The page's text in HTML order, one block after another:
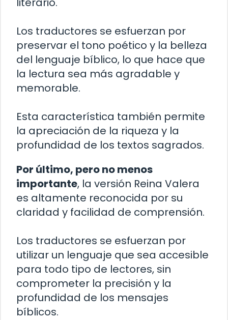
Los traductores se esfuerzan por
preservar el tono poético y la belleza
del lenguaje bíblico, lo que hace que
la lectura sea más agradable y
memorable.
Esta característica también permite
la apreciación de la riqueza y la
profundidad de los textos sagrados.
Por último, pero no menos
importante, la versión Reina Valera
es altamente reconocida por su
claridad y facilidad de comprensión.
Los traductores se esfuerzan por
utilizar un lenguaje que sea accesible
para todo tipo de lectores, sin
comprometer la precisión y la
profundidad de los mensajes
bíblicos.